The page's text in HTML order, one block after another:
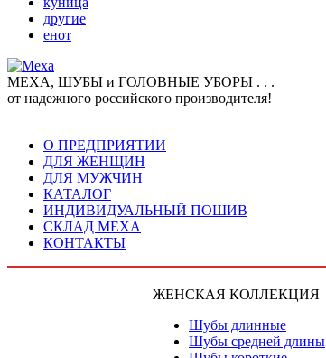
другие
енот
МЕХА, ШУБЫ и ГОЛОВНЫЕ УБОРЫ . . .
от надежного российского производителя!
О ПРЕДПРИЯТИИ
ДЛЯ ЖЕНЩИН
ДЛЯ МУЖЧИН
КАТАЛОГ
ИНДИВИДУАЛЬНЫЙ ПОШИВ
СКЛАД МЕХА
КОНТАКТЫ
ЖЕНСКАЯ КОЛЛЕКЦИЯ
Шубы длинные
Шубы средней длины